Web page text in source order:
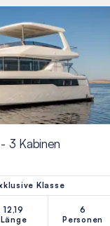
3 Kabinen
Klasse
12,19
Länge
6
Personen